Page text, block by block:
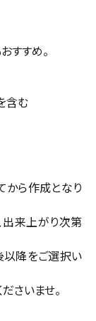
すすめ。
含む
から作成となり
来上がり次第
以降をご選択い
さいませ。